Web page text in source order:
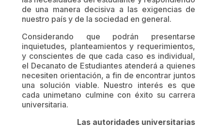
de una manera decisiva a las exigencias de
nuestro país y de la sociedad en general.
Considerando que podrán presentarse
inquietudes, planteamientos y requerimientos,
y conscientes de que cada caso es individual,
el Decanato de Estudiantes atenderá a quienes
necesiten orientación, a fin de encontrar juntos
una solución viable. Nuestro interés es que
cada unimetano culmine con éxito su carrera
universitaria.
Las autoridades universitarias